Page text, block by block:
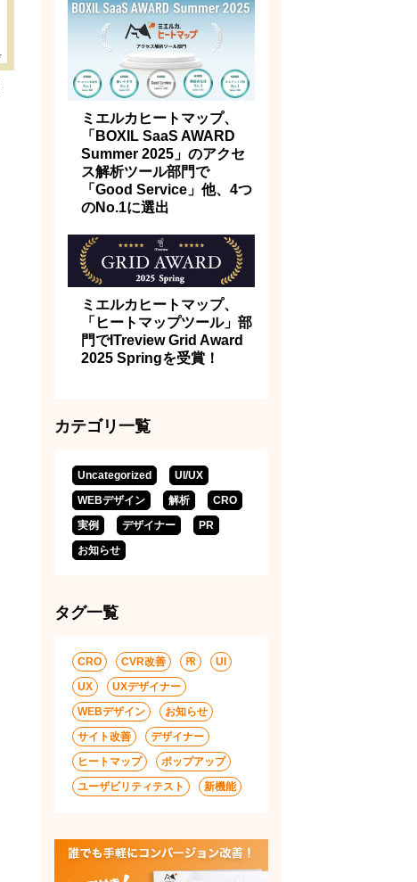
ミエルカヒートマップ、
「BOXIL SaaS AWARD
Summer 2025」のアクセ
ス解析ツール部門で
「Good Service」他、4つ
のNo.1に選出
ミエルカヒートマップ、
「ヒートマップツール」部
門でITreview Grid Award
2025 Springを受賞！
カテゴリ一覧
Uncategorized
UI/UX
WEBデザイン
解析
CRO
実例
デザイナー
PR
お知らせ
タグ一覧
CRO CVR改善 ㏚
UI
UX
UXデザイナー
WEBデザイン
お知らせ
サイト改善
デザイナー
ヒートマップ
ポップアップ
ユーザビリティテスト
新機能